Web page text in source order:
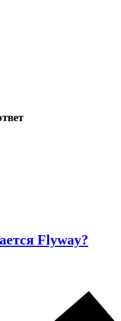
Flyway?